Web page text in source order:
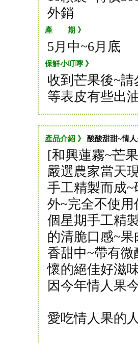
外銷
產 期 》
5月中~6月底
保鮮小叮嚀 》
收到芒果後~
等表皮有些出
產品介紹 》 酸酸甜甜~情
[和興蓮霧~芒
嚴選農家當天
手工精製而成
外~完全不使
個星期手工精
的清脆口感~
香甜中~帶有
懷的絕佳好滋
因今年情人果
愛吃情人果的